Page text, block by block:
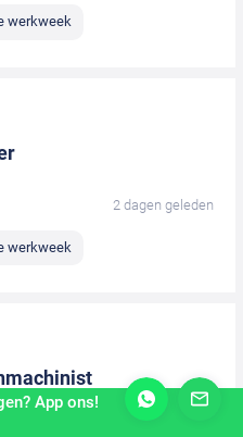
werkweek
2 dagen geleden
werkweek
App ons!